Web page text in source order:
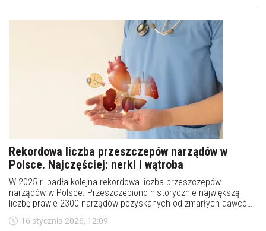
Rekordowa liczba przeszczepów narządów w
Polsce. Najczęściej: nerki i wątroba
W 2025 r. padła kolejna rekordowa liczba przeszczepów
narządów w Polsce. Przeszczepiono historycznie największą
liczbę prawie 2300 narządów pozyskanych od zmarłych dawców
(dane Poltransplant). Najczęściej przeszczepia się nerki, wątrobę,
serce i płuca.
16 stycznia 2026, 12:09